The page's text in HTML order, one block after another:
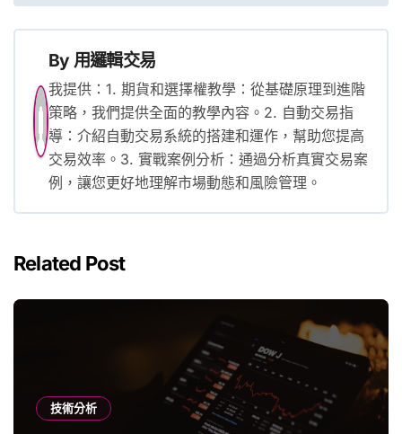
覽
By 用邏輯交易
我提供：1. 期貨和選擇權教學：從基礎原理到進階
策略，我們提供全面的教學內容。2. 自動交易指
導：介紹自動交易系統的搭建和運作，幫助您提高
交易效率。3. 實戰案例分析：通過分析真實交易案
例，讓您更好地理解市場動態和風險管理。
Related Post
技術分析